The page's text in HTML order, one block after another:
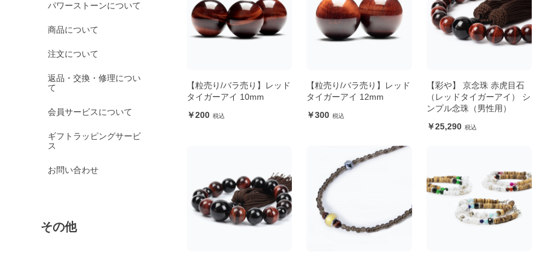
パワーストーンについて
商品について
注文について
返品・交換・修理につい
て
会員サービスについて
ギフトラッピングサービ
ス
お問い合わせ
その他
【粒売り/バラ売り】レッド
タイガーアイ 10mm
200
【粒売り/バラ売り】レッド
タイガーアイ 12mm
300
【彩や】 京念珠 赤虎目石
（レッドタイガーアイ） シ
ンプル念珠（男性用）
25,290